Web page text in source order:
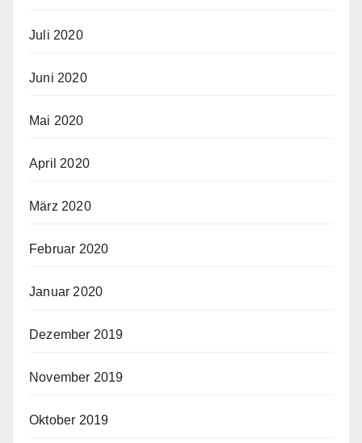
Juli 2020
Juni 2020
Mai 2020
April 2020
März 2020
Februar 2020
Januar 2020
Dezember 2019
November 2019
Oktober 2019